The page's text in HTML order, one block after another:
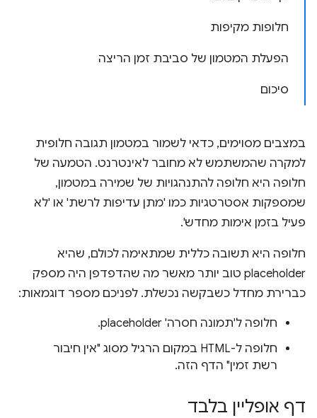
חלופות מקיפות
הפעלת המטמון של סביבת זמן הריצה
סיכום
במצבים מסוימים, כדאי לשמור במטמון תגובה חלופית
למקרה שהמשתמש לא מחובר לאינטרנט. הטמעה של
חלופה היא חלופה להתנהגויות של שמירה במטמון,
שמספקות אסטרטגיות כמו 'מתן עדיפות לרשת' או 'לא
פעיל בזמן אימות מחדש'.
חלופה היא תשובה כללית שמתאימה לכולם, שהיא
placeholder טוב יותר מאשר מה שהדפדפן היה מספק
כברירת מחדל כשבקשה נכשלת. לפניכם מספר דוגמאות:
חלופה ל'תמונה חסרה' placeholder.
חלופה ל-HTML במקום הרגיל מסוג "אין חיבור
רשת זמין" הדף הזה.
דף אופליין בלבד